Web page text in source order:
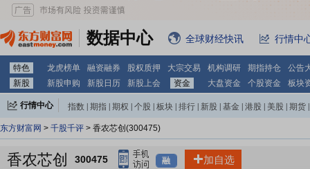
数据中心 全球财经快讯 行情中
特色 龙虎榜单 融资融券 股权质押 大宗交易 机构调研 期指持仓
公告
新股
新股申购 新股日历 新股上会 资金 大盘资金 个股资金 板块
行情中心 指数 期指 期权 个股 板块 排行 新股 基金 港股 美股 期货
东方财富网 > 千股千评 > 香农芯创(300475)
香农芯创 300475 融 加自选